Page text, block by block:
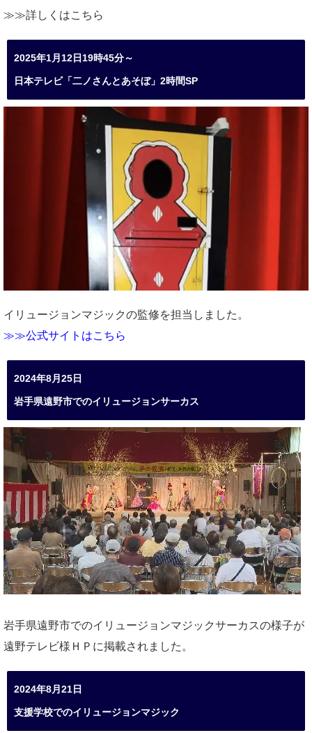
≫≫詳しくはこちら
2025年1月12日19時45分～
日本テレビ「二ノさんとあそぼ」2時間SP
イリュージョンマジックの監修を担当しました。
≫≫公式サイトはこちら
2024年8月25日
岩手県遠野市でのイリュージョンサーカス
岩手県遠野市でのイリュージョンマジックサーカスの様子が
遠野テレビ様ＨＰに掲載されました。
2024年8月21日
支援学校でのイリュージョンマジック